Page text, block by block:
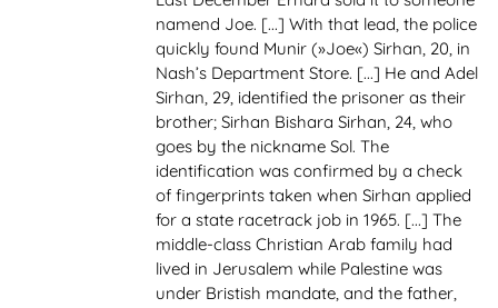
namend Joe. [...] With that lead, the police
quickly found Munir (»Joe«) Sirhan, 20, in
Nash’s Department Store. [...] He and Adel
Sirhan, 29, identified the prisoner as their
brother; Sirhan Bishara Sirhan, 24, who
goes by the nickname Sol. The
identification was confirmed by a check
of fingerprints taken when Sirhan applied
for a state racetrack job in 1965. [...] The
middle-class Christian Arab family had
lived in Jerusalem while Palestine was
under Bristish mandate, and the father,